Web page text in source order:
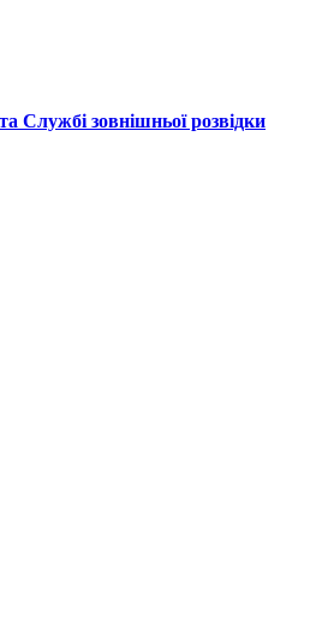
Службі зовнішньої розвідки